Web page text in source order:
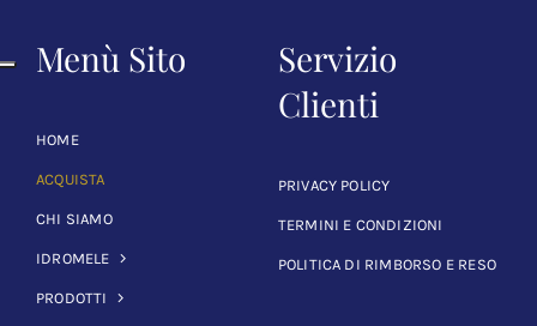
Menù Sito
HOME
ACQUISTA
CHI SIAMO
IDROMELE
PRODOTTI
Servizio
Clienti
PRIVACY POLICY
TERMINI E CONDIZIONI
POLITICA DI RIMBORSO E RESO